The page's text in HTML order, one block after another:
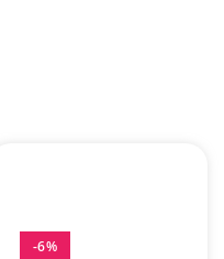
-6%